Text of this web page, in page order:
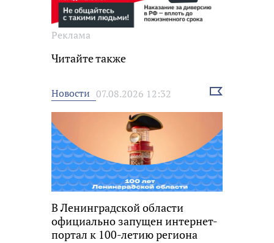
Реклама
Читайте также
Новости 07.08.2026 12:32
Выбрать
В Ленинградской области
официально запущен интернет-
портал к 100-летию региона